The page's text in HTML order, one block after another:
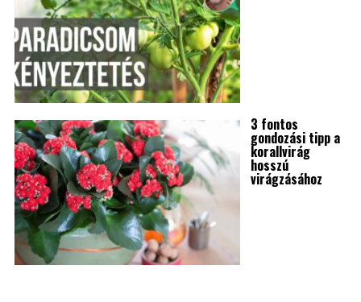
3 fontos
gondozási tipp a
korallvirág
hosszú
virágzásához